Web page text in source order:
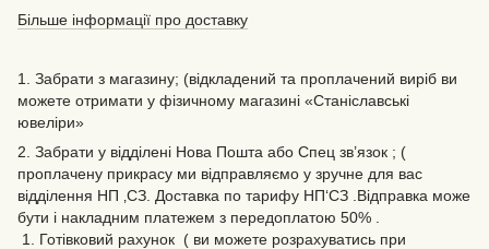
Більше інформації про доставку
1. Забрати з магазину; (відкладений та проплачений виріб ви
можете отримати у фізичному магазині «Станіславські
ювеліри»
2. Забрати у відділені Нова Пошта або Спец зв’язок ; (
проплачену прикрасу ми відправляємо у зручне для вас
відділення НП ‚СЗ. Доставка по тарифу НП‘СЗ .Відправка може
бути і накладним платежем з передоплатою 50% .
1. Готівковий рахунок ( ви можете розрахуватись при